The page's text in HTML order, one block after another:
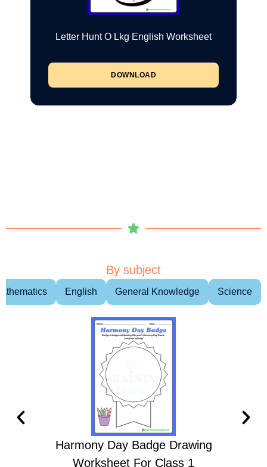
Letter Hunt O Lkg English Worksheet
DOWNLOAD
By subject
English General Knowledge Science
Harmony Day Badge Drawing
Worksheet For Class 1